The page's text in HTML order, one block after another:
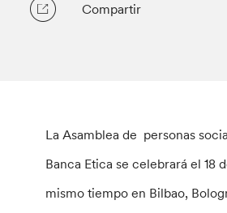
Compartir
La Asamblea de personas
Banca Etica se celebrará el 18
mismo tiempo en Bilbao,